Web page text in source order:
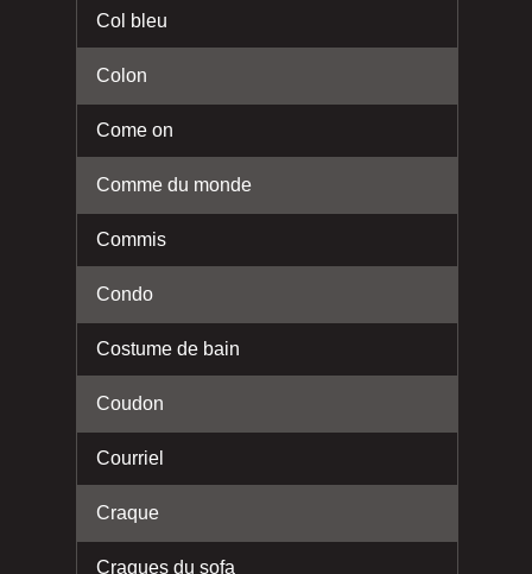
Col bleu
Colon
Come on
Comme du monde
Commis
Condo
Costume de bain
Coudon
Courriel
Craque
Craques du sofa